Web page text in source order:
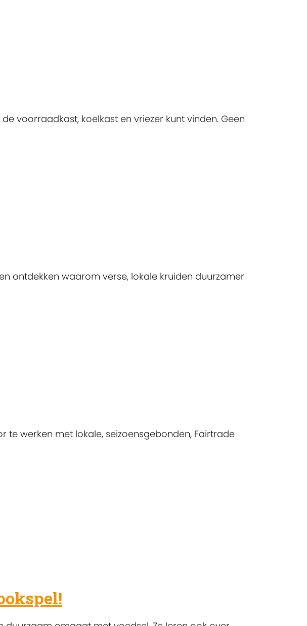
voorraadkast, koelkast en vriezer kunt vinden. Geen
ontdekken waarom verse, lokale kruiden duurzamer
te werken met lokale, seizoensgebonden, Fairtrade